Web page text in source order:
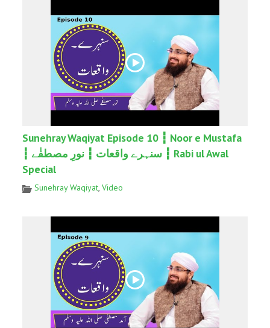
Sunehray Waqiyat Episode 10 ┇ Noor e Mustafa
┇ سنہرے واقعات ┇ نورِ مصطفٰے ┇ Rabi ul Awal
Special
Sunehray Waqiyat, Video